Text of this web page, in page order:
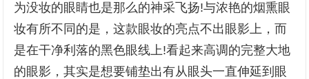
为没妆的眼睛也是那么的神采飞扬!与浓艳的烟熏眼
妆有所不同的是，这款眼妆的亮点不出眼影上，而
是在干净利落的黑色眼线上!看起来高调的完整大地
的眼影，其实是想要铺垫出有从眼头一直伸延到眼